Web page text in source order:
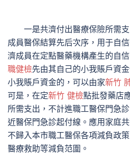
一是共濟付出醫療保險所需
成員醫保結算先后次序，用于自
濟成員在定點醫藥機構產生的自
職健檢先由其自己的小我賬戶資
小我賬戶資金的，可以由家新竹
可是，在定新竹 健檢點批發藥店
所需支出，不計進職工醫保門急
近醫保門急診起付線。應用家庭
不歸入本市職工醫保各項減負政
醫療救助等減負范圍。